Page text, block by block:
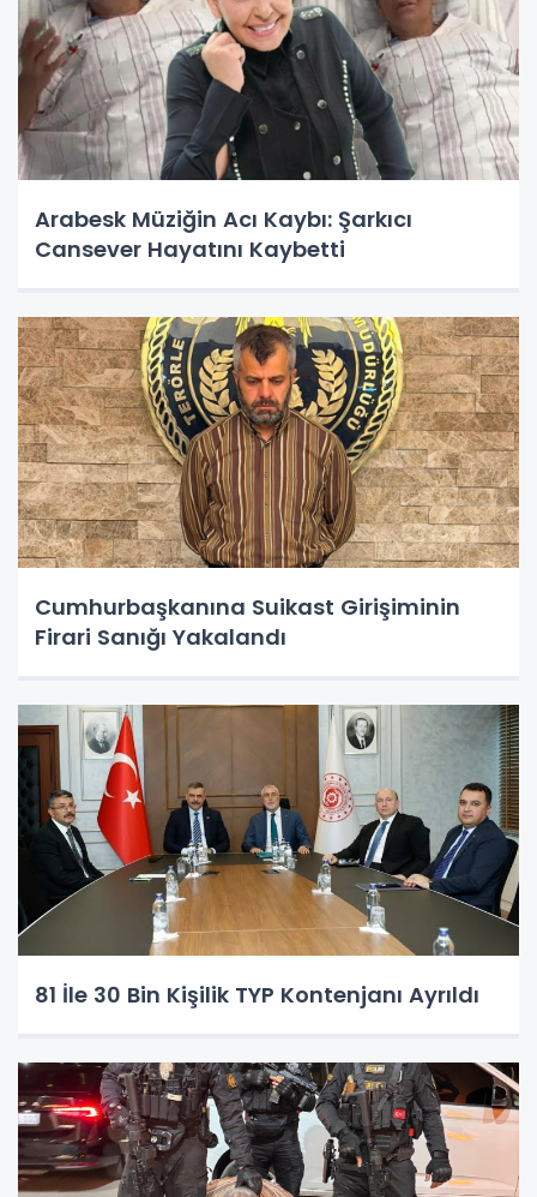
Arabesk Müziğin Acı Kaybı: Şarkıcı
Cansever Hayatını Kaybetti
Cumhurbaşkanına Suikast Girişiminin
Firari Sanığı Yakalandı
81 İle 30 Bin Kişilik TYP Kontenjanı Ayrıldı